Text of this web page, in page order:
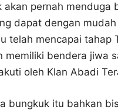
akan pernah menduga
dapat dengan
telah mencapai tahap
memiliki bendera jiwa
oleh Klan Abadi
bungkuk itu bahkan